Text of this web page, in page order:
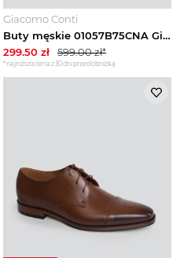
Giacomo Conti
Buty męskie 01057B75CNA Giacomo Conti granatowy
299.50 zł 599.00zł*
*najniższa cena z 30 dni przed obniżką